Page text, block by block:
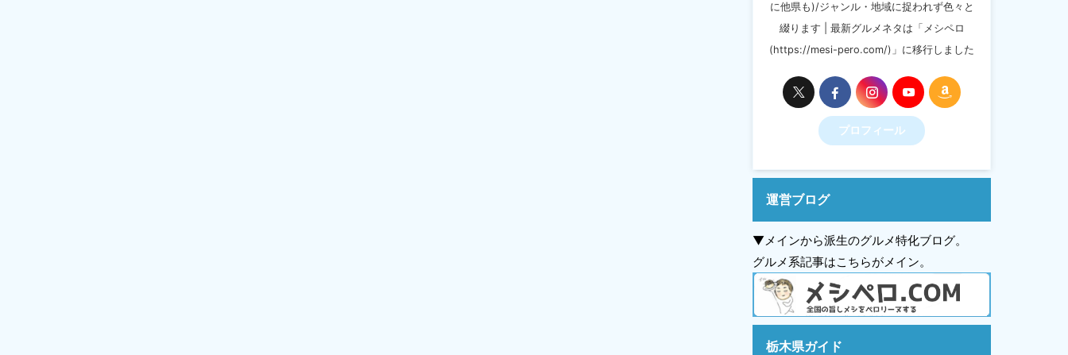
に他県も)/ジャンル・地域に捉われず色々と
綴ります | 最新グルメネタは「メシペロ
(https://mesi-pero.com/)」に移行しました
プロフィール
運営ブログ
▼メインから派生のグルメ特化ブログ。
グルメ系記事はこちらがメイン。
栃木県ガイド